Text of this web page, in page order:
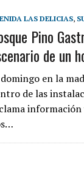
LAS DELICIAS,
Pino
de un
en la
de las